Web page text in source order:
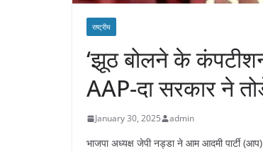
राष्ट्रीय
‘झूठ बोलने के
AAP-दा सरकार ने
January 30, 2025 admin
भाजपा अध्यक्ष जेपी नड्डा ने आम आदमी पार्टी